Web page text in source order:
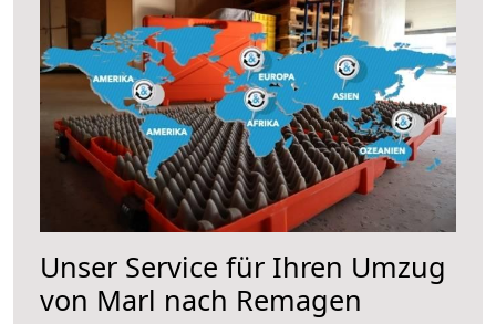
Unser Service für Ihren Umzug
von Marl nach Remagen